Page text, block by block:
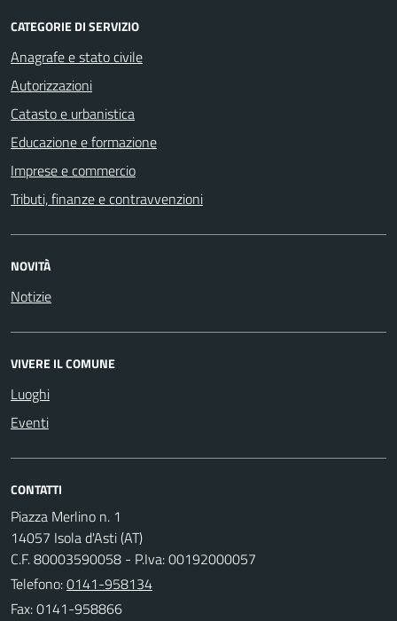
CATEGORIE DI SERVIZIO
Anagrafe e stato civile
Autorizzazioni
Catasto e urbanistica
Educazione e formazione
Imprese e commercio
Tributi, finanze e contravvenzioni
NOVITÀ
Notizie
VIVERE IL COMUNE
Luoghi
Eventi
CONTATTI
Piazza Merlino n. 1
14057 Isola d'Asti (AT)
C.F. 80003590058 - P.Iva: 00192000057
Telefono:0141-958134
Fax: 0141-958866